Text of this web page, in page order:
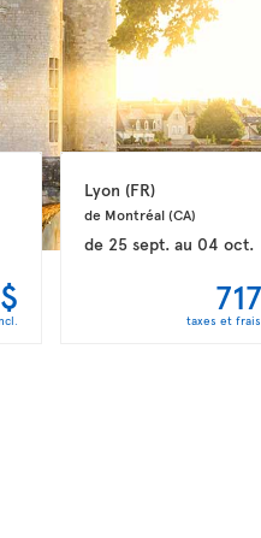
Lyon (FR)
de Montréal (CA)
de 25 sept. au 04 oct.
taxes et frais